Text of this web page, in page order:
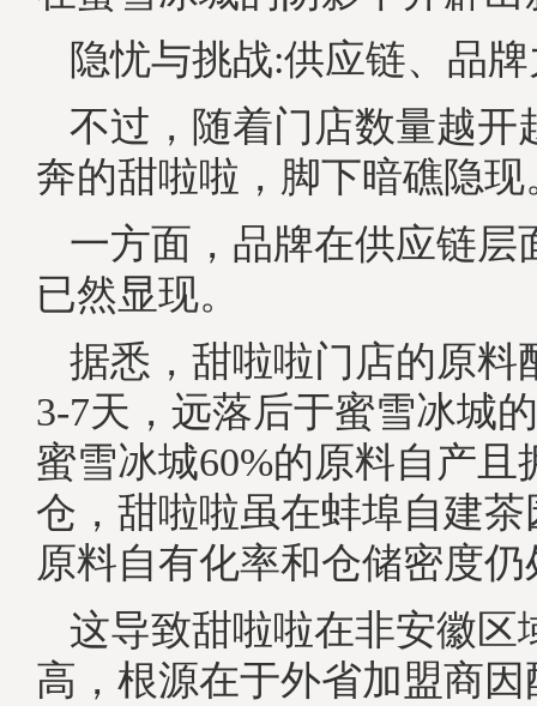
隐忧与挑战:供应链、品
不过，随着门店数量越开
奔的甜啦啦，脚下暗礁隐现
一方面，品牌在供应链层
已然显现。
据悉，甜啦啦门店的原料
3-7天，远落后于蜜雪冰城
蜜雪冰城60%的原料自产且
仓，甜啦啦虽在蚌埠自建
原料自有化率和仓储密度
这导致甜啦啦在非安徽区
高，根源在于外省加盟商